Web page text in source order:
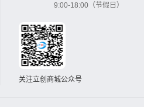
9:00-18:00（节假日）
关注立创商城公众号